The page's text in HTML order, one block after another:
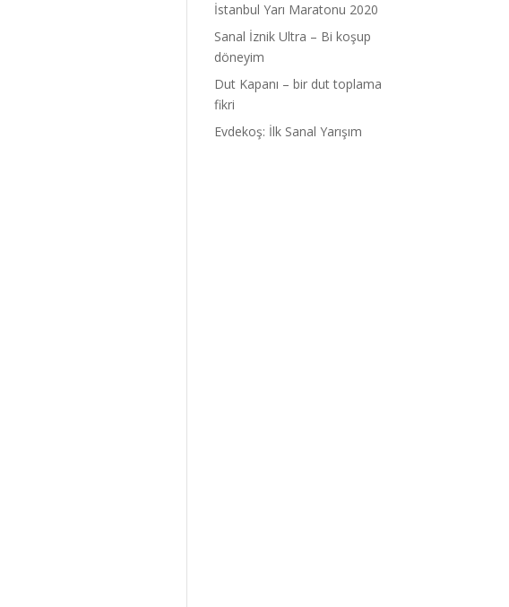
İstanbul Yarı Maratonu 2020
Sanal İznik Ultra – Bi koşup
döneyim
Dut Kapanı – bir dut toplama
fikri
Evdekoş: İlk Sanal Yarışım